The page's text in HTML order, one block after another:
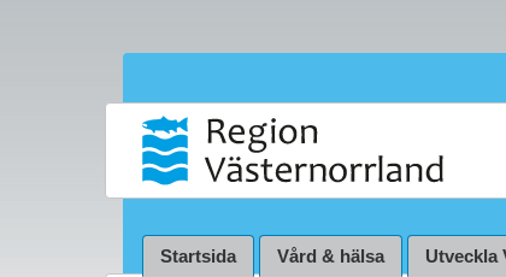
Startsida Vård & hälsa Utveckla